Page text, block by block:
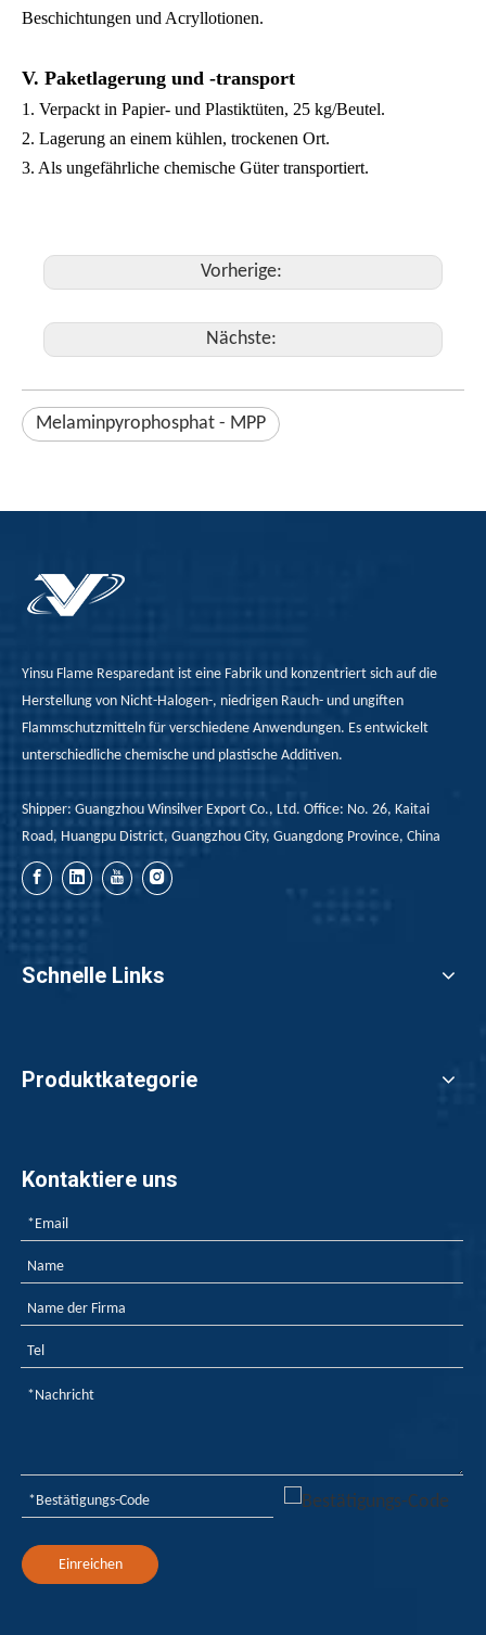
Beschichtungen und Acryllotionen.
V. Paketlagerung und -transport
1. Verpackt in Papier- und Plastiktüten, 25 kg/Beutel.
2. Lagerung an einem kühlen, trockenen Ort.
3. Als ungefährliche chemische Güter transportiert.
Vorherige:
Nächste:
Melaminpyrophosphat - MPP
Yinsu Flame Resparedant ist eine Fabrik und konzentriert sich auf die
Herstellung von Nicht-Halogen-, niedrigen Rauch- und ungiften
Flammschutzmitteln für verschiedene Anwendungen. Es entwickelt
unterschiedliche chemische und plastische Additiven.
Shipper: Guangzhou Winsilver Export Co., Ltd. Office: No. 26, Kaitai
Road, Huangpu District, Guangzhou City, Guangdong Province, China
Schnelle Links
Produktkategorie
Kontaktiere uns
Einreichen